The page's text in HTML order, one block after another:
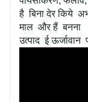
है बिना देर किये
माल और हैं बनना
उत्पाद ई ऊर्जावान